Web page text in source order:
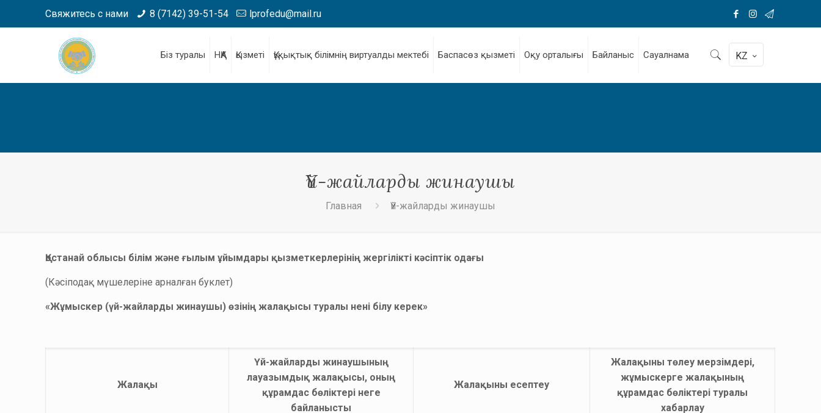
Свяжитесь с нами 8 (7142) 39-51-54 lprofedu@mail.ru
Біз туралы НҚА Қызметі Құқықтық білімнің виртуалды мектебі Баспасөз қызметі Оқу орталығы Байланыс Сауалнама KZ
Үй-жайларды жинаушы
Главная Үй-жайларды жинаушы
Қостанай облысы білім және ғылым ұйымдары қызметкерлерінің жергілікті кәсіптік одағы
(Кәсіподақ мүшелеріне арналған буклет)
«Жұмыскер (үй-жайларды жинаушы) өзінің жалақысы туралы нені білу керек»
Жалақы
Үй-жайларды жинаушының
лауазымдық жалақысы, оның
құрамдас бөліктері неге
байланысты
Жалақыны есептеу
Жалақыны төлеу мерзімдері,
жұмыскерге жалақының
құрамдас бөліктері туралы
хабарлау